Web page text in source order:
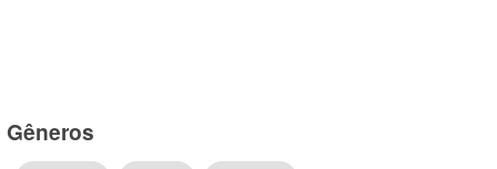
Gêneros